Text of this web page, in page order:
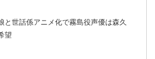
と世話係アニメ化で霧島役声優は森久
望